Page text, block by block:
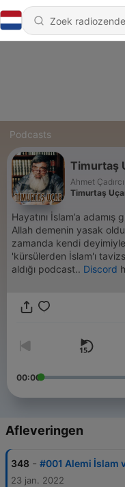
Podcasts
Timurtaş
Ahmet Çadırcı
Timurtaş
Hayatını İslam’a
Allah demenin yasak
zamanda kendi
'kürsülerden İslam'ı
aldığı podcast.. Discord
https://
00:00
Afleveringen
348 - #001 Alemi İslam
23 jan. 2022